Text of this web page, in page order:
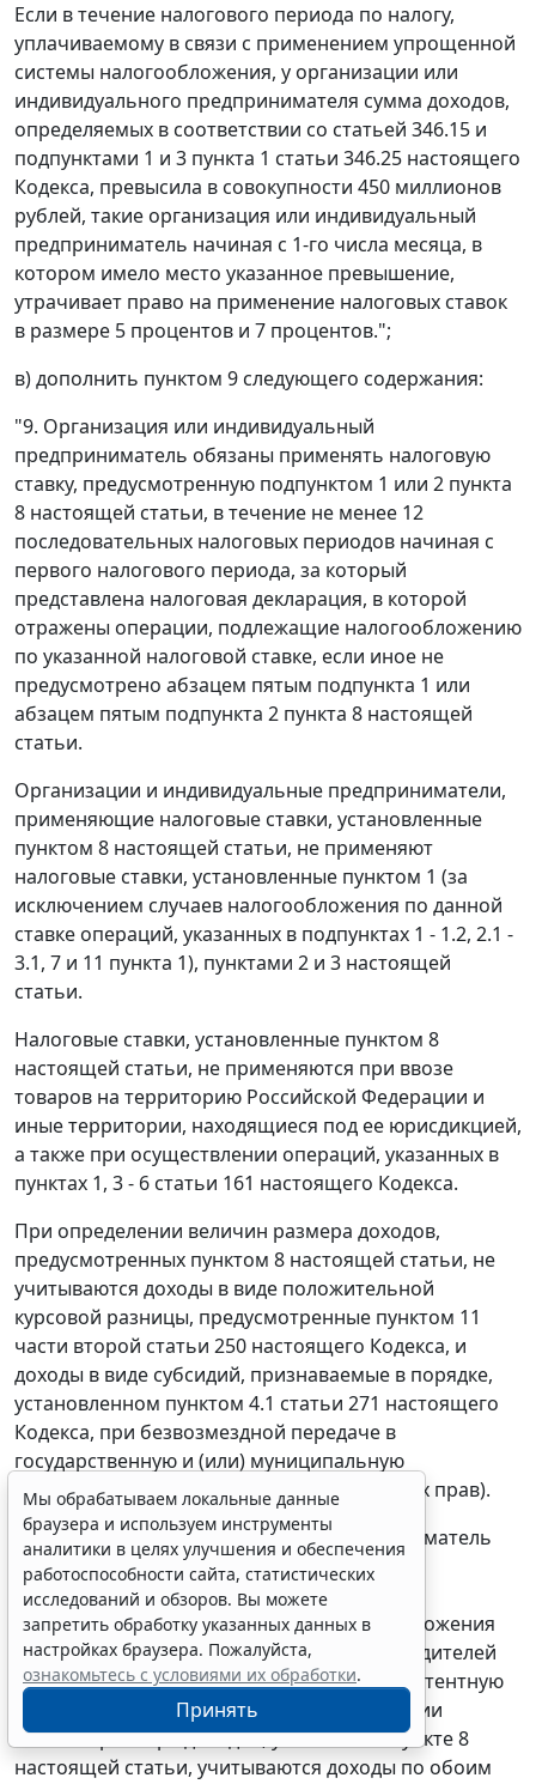
Если в течение налогового периода по налогу,
уплачиваемому в связи с применением упрощенной
системы налогообложения, у организации или
индивидуального предпринимателя сумма доходов,
определяемых в соответствии со статьей 346.15 и
подпунктами 1 и 3 пункта 1 статьи 346.25 настоящего
Кодекса, превысила в совокупности 450 миллионов
рублей, такие организация или индивидуальный
предприниматель начиная с 1-го числа месяца, в
котором имело место указанное превышение,
утрачивает право на применение налоговых ставок
в размере 5 процентов и 7 процентов.";
в) дополнить пунктом 9 следующего содержания:
"9. Организация или индивидуальный
предприниматель обязаны применять налоговую
ставку, предусмотренную подпунктом 1 или 2 пункта
8 настоящей статьи, в течение не менее 12
последовательных налоговых периодов начиная с
первого налогового периода, за который
представлена налоговая декларация, в которой
отражены операции, подлежащие налогообложению
по указанной налоговой ставке, если иное не
предусмотрено абзацем пятым подпункта 1 или
абзацем пятым подпункта 2 пункта 8 настоящей
статьи.
Организации и индивидуальные предприниматели,
применяющие налоговые ставки, установленные
пунктом 8 настоящей статьи, не применяют
налоговые ставки, установленные пунктом 1 (за
исключением случаев налогообложения по данной
ставке операций, указанных в подпунктах 1 - 1.2, 2.1 -
3.1, 7 и 11 пункта 1), пунктами 2 и 3 настоящей
статьи.
Налоговые ставки, установленные пунктом 8
настоящей статьи, не применяются при ввозе
товаров на территорию Российской Федерации и
иные территории, находящиеся под ее юрисдикцией,
а также при осуществлении операций, указанных в
пунктах 1, 3 - 6 статьи 161 настоящего Кодекса.
При определении величин размера доходов,
предусмотренных пунктом 8 настоящей статьи, не
учитываются доходы в виде положительной
курсовой разницы, предусмотренные пунктом 11
части второй статьи 250 настоящего Кодекса, и
доходы в виде субсидий, признаваемые в порядке,
установленном пунктом 4.1 статьи 271 настоящего
Кодекса, при безвозмездной передаче в
государственную и (или) муниципальную
собственность имущества (имущественных прав).
В случае, если индивидуальный предприниматель
применял одновременно общий режим
налогообложения и патентную систему
налогообложения либо систему налогообложения
для сельскохозяйственных товаропроизводителей
(единый сельскохозяйственный налог) и патентную
систему налогообложения, при определении
величин размера доходов, указанных в пункте 8
настоящей статьи, учитываются доходы по обоим
Мы обрабатываем локальные данные
браузера и используем инструменты
аналитики в целях улучшения и обеспечения
работоспособности сайта, статистических
исследований и обзоров. Вы можете
запретить обработку указанных данных в
настройках браузера. Пожалуйста,
ознакомьтесь с условиями их обработки
Принять
Erid: 4CQwVszH9pWwojUA9Q3 Реклама
Получите полный доступ к системе
ГАРАНТ бесплатно на 3 дня!
Получить доступ